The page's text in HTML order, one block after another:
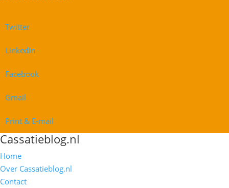
Twitter
LinkedIn
Facebook
Gmail
Print & E-mail
Cassatieblog.nl
Home
Over Cassatieblog.nl
Contact